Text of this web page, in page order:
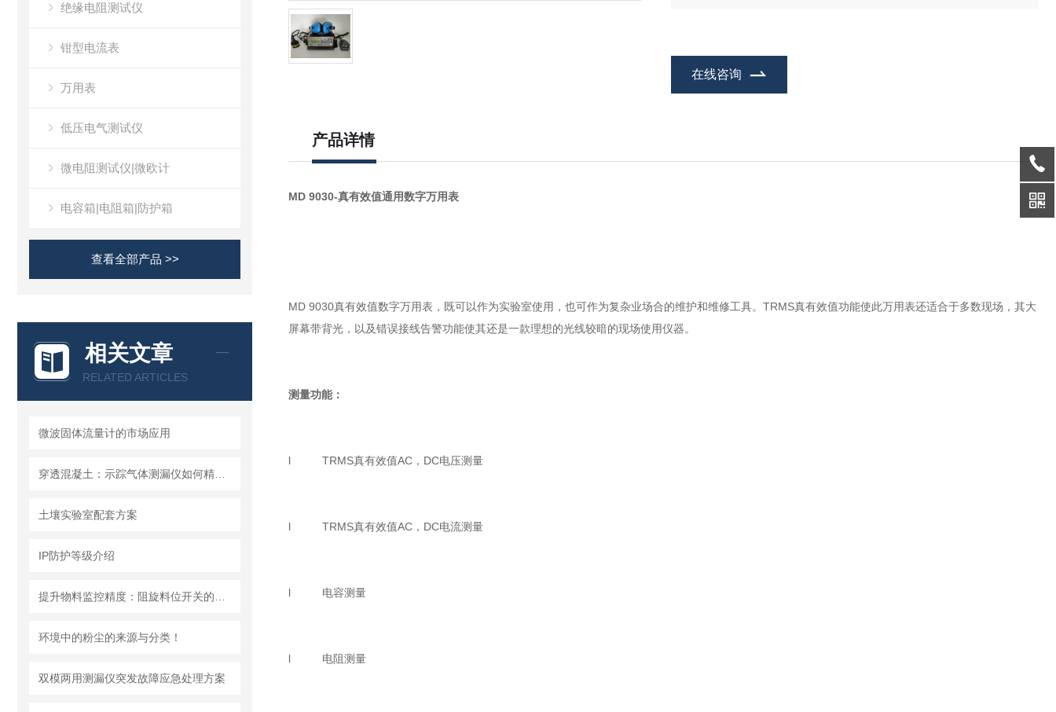
绝缘电阻测试仪
钳型电流表
万用表
低压电气测试仪
微电阻测试仪|微欧计
电容箱|电阻箱|防护箱
查看全部产品 >>
相关文章
RELATED ARTICLES
微波固体流量计的市场应用
土壤实验室配套方案
IP防护等级介绍
环境中的粉尘的来源与分类！
双模两用测漏仪突发故障应急处理方案
在线咨询
产品详情
MD 9030-真有效值通用数字万用表
MD 9030真有效值数字万用表，既可以作为实验室使用，也可作为复杂业场合的维护和维修工具。TRMS真有效值功能使此万用表还适合于多数现场，其大
屏幕带背光，以及错误接线告警功能使其还是一款理想的光线较暗的现场使用仪器。
测量功能：
l TRMS真有效值AC，DC电压测量
l TRMS真有效值AC，DC电流测量
l 电容测量
l 电阻测量